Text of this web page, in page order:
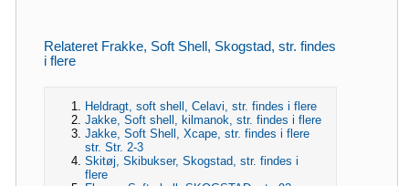
Relateret Frakke, Soft Shell, Skogstad, str. findes
i flere
Heldragt, soft shell, Celavi, str. findes i flere
Jakke, Soft shell, kilmanok, str. findes i flere
Jakke, Soft Shell, Xcape, str. findes i flere
str. Str. 2-3
Skitøj, Skibukser, Skogstad, str. findes i
flere